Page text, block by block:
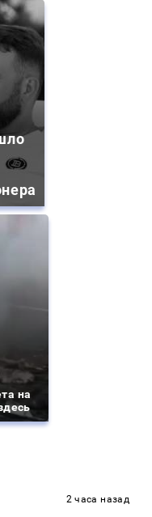
на
2 часа назад